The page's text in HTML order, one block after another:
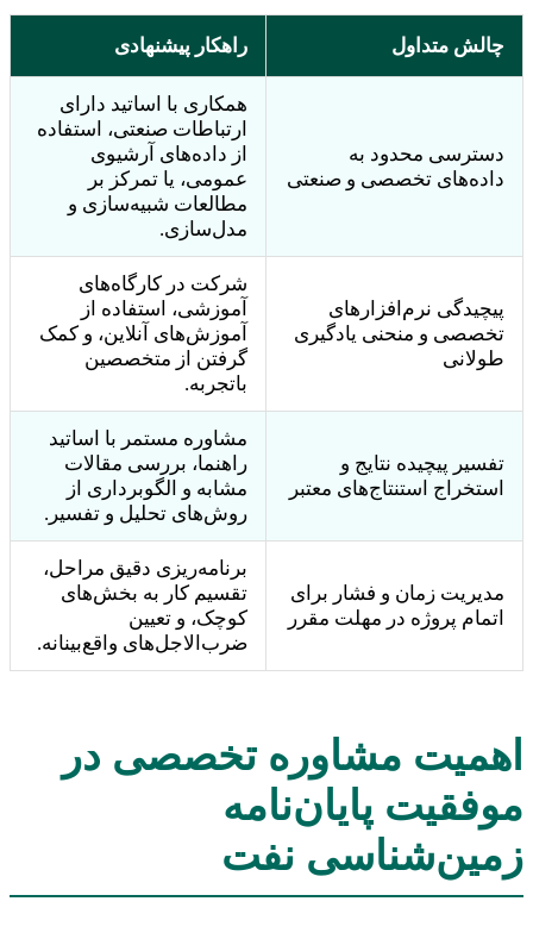
چالش متداول راهکار پیشنهادی
دسترسی محدود به
داده‌های تخصصی و صنعتی
همکاری با اساتید دارای
ارتباطات صنعتی، استفاده
از داده‌های آرشیوی
عمومی، یا تمرکز بر
مطالعات شبیه‌سازی و
مدل‌سازی.
پیچیدگی نرم‌افزارهای
تخصصی و منحنی یادگیری
طولانی
شرکت در کارگاه‌های
آموزشی، استفاده از
آموزش‌های آنلاین، و کمک
گرفتن از متخصصین
باتجربه.
تفسیر پیچیده نتایج و
استخراج استنتاج‌های معتبر
مشاوره مستمر با اساتید
راهنما، بررسی مقالات
مشابه و الگوبرداری از
روش‌های تحلیل و تفسیر.
مدیریت زمان و فشار برای
اتمام پروژه در مهلت مقرر
برنامه‌ریزی دقیق مراحل،
تقسیم کار به بخش‌های
کوچک، و تعیین
ضرب‌الاجل‌های واقع‌بینانه.
اهمیت مشاوره تخصصی در
موفقیت پایان‌نامه
زمین‌شناسی نفت